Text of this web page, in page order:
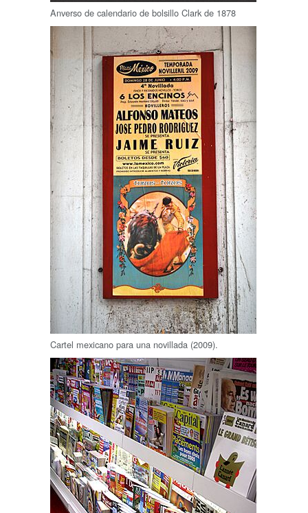
Anverso de calendario de bolsillo Clark de 1878
Cartel mexicano para una novillada (2009).